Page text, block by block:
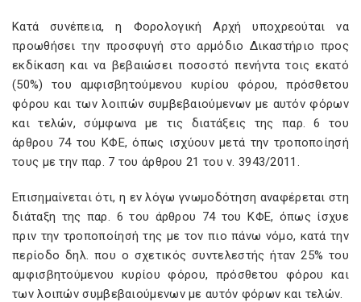
Κατά συνέπεια, η Φορολογική Αρχή υποχρεούται να
προωθήσει την προσφυγή στο αρμόδιο Δικαστήριο προς
εκδίκαση και να βεβαιώσει ποσοστό πενήντα τοις εκατό
(50%) του αμφισβητούμενου κυρίου φόρου, πρόσθετου
φόρου και των λοιπών συμβεβαιούμενων με αυτόν φόρων
και τελών, σύμφωνα με τις διατάξεις της παρ. 6 του
άρθρου 74 του ΚΦΕ, όπως ισχύουν μετά την τροποποίησή
τους με την παρ. 7 του άρθρου 21 του ν. 3943/2011.
Επισημαίνεται ότι, η εν λόγω γνωμοδότηση αναφέρεται στη
διάταξη της παρ. 6 του άρθρου 74 του ΚΦΕ, όπως ίσχυε
πριν την τροποποίησή της με τον πιο πάνω νόμο, κατά την
περίοδο δηλ. που ο σχετικός συντελεστής ήταν 25% του
αμφισβητούμενου κυρίου φόρου, πρόσθετου φόρου και
των λοιπών συμβεβαιούμενων με αυτόν φόρων και τελών.